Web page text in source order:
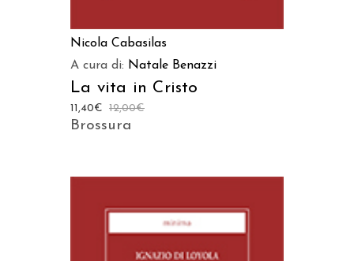
Nicola Cabasilas
A cura di: Natale Benazzi
La vita in Cristo
12,00€
11,40€
Brossura